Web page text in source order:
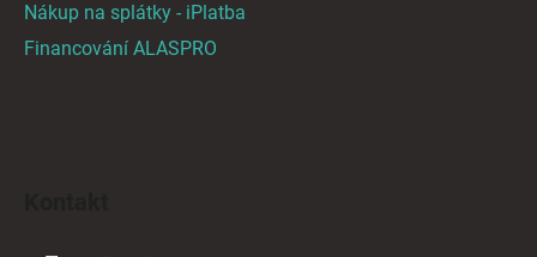
Nákup na splátky - iPlatba
Financování ALASPRO